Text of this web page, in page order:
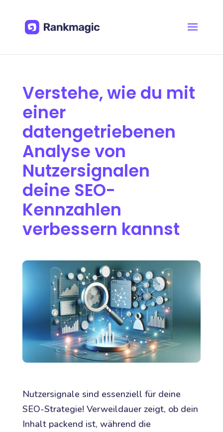
Verstehe, wie du mit
einer
datengetriebenen
Analyse von
Nutzersignalen
deine SEO-
Kennzahlen
verbessern kannst
Nutzersignale sind essenziell für deine
SEO-Strategie! Verweildauer zeigt, ob dein
Inhalt packend ist, während die